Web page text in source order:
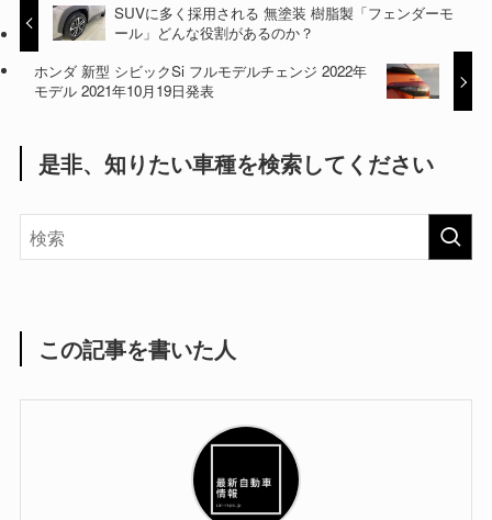
SUVに多く採用される 無塗装 樹脂製「フェンダーモ
ール」どんな役割があるのか？
ホンダ 新型 シビックSi フルモデルチェンジ 2022年
モデル 2021年10月19日発表
是非、知りたい車種を検索してください
この記事を書いた人